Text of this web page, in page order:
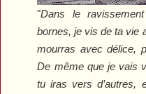
"Dans le
bornes, je vis de ta vie
mourras avec délice,
De même que je vais
tu iras vers d’autres,